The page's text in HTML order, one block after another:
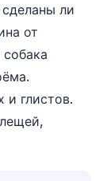
ли
от
и глистов.